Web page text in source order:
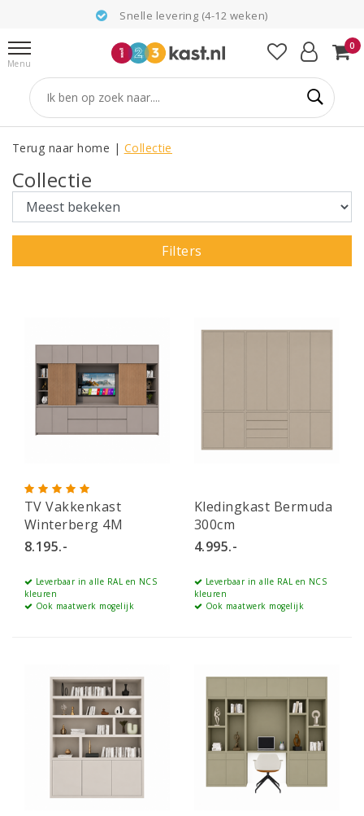
Snelle levering (4-12 weken)
Menu
0
Terug naar home | Collectie
Collectie
Filters
TV Vakkenkast
Winterberg 4M
8.195.-
Leverbaar in alle RAL en NCS
kleuren
Ook maatwerk mogelijk
Kledingkast Bermuda
300cm
4.995.-
Leverbaar in alle RAL en NCS
kleuren
Ook maatwerk mogelijk